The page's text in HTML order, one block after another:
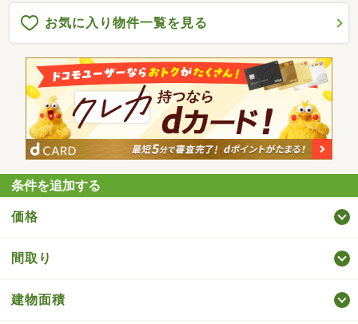
お気に入り物件一覧を見る
条件を追加する
価格
間取り
建物面積